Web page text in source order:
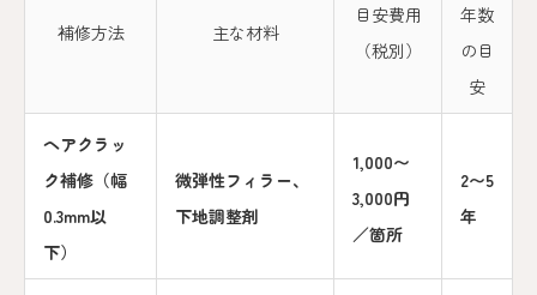
補修方法 主な材料
目安費用
（税別）
年数
の目
安
ヘアクラッ
ク補修（幅
0.3mm以
下）
微弾性フィラー、
下地調整剤
1,000〜
3,000円
／箇所
2〜5
年